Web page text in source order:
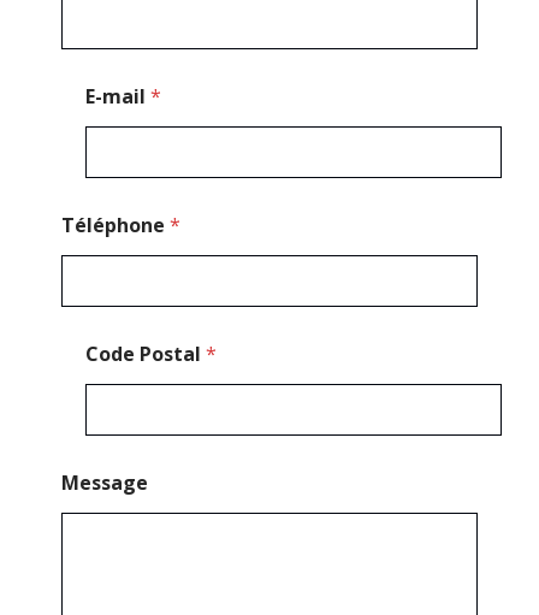
E-mail *
Téléphone *
Code Postal *
Message